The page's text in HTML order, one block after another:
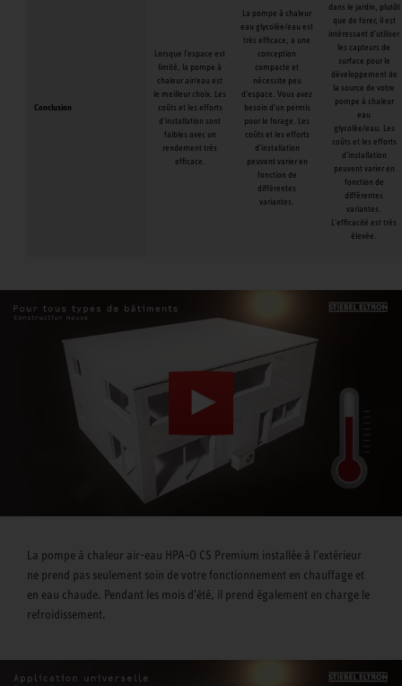
Conclusion
Lorsque l'espace est
limité, la pompe à
chaleur air/eau est
le meilleur choix. Les
coûts et les efforts
d'installation sont
faibles avec un
rendement très
efficace.
La pompe à chaleur
eau glycolée/eau est
très efficace, a une
conception
compacte et
nécessite peu
d'espace. Vous avez
besoin d'un permis
pour le forage. Les
coûts et les efforts
d'installation
peuvent varier en
fonction de
différentes
variantes.
dans le jardin, plutôt
que de forer, il est
intéressant d'utiliser
les capteurs de
surface pour le
développement de
la source de votre
pompe à chaleur
eau
glycolée/eau. Les
coûts et les efforts
d'installation
peuvent varier en
fonction de
différentes
variantes.
L'efficacité est très
élevée.
La pompe à chaleur air-eau HPA-O CS Premium installée à l'extérieur
ne prend pas seulement soin de votre fonctionnement en chauffage et
en eau chaude. Pendant les mois d'été, il prend également en charge le
refroidissement.